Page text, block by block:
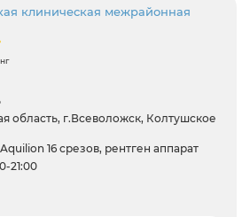
клиническая межрайонная
область, г.Всеволожск, Колтушское
16 срезов, рентген аппарат
21:00